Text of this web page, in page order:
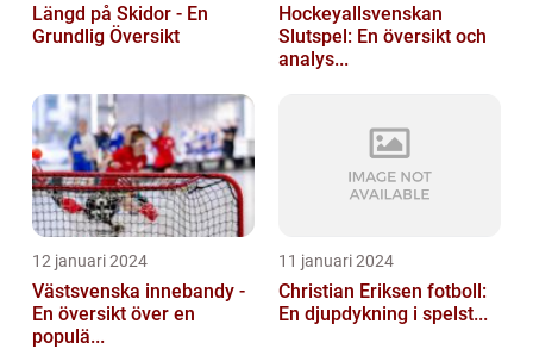
Längd på Skidor - En
Grundlig Översikt
Hockeyallsvenskan
Slutspel: En översikt och
analys...
12 januari 2024
Västsvenska innebandy -
En översikt över en
populä...
11 januari 2024
Christian Eriksen fotboll:
En djupdykning i spelst...